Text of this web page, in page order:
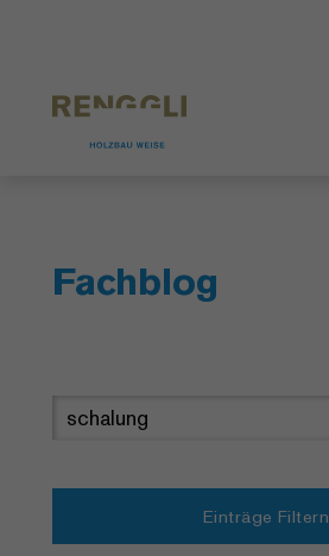
Fachblog
Einträge Filtern